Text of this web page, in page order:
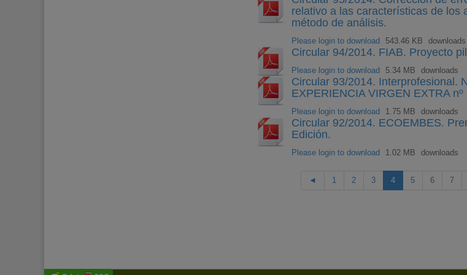
relativo a las características de los
método de análisis.
Please login to download 543.46 KB downloads
Circular 94/2014. FIAB. Proyecto
Please login to download 5.34 MB downloads
Circular 93/2014. Interprofesional.
EXPERIENCIA VIRGEN EXTRA nº
Please login to download 1.75 MB downloads
Circular 92/2014. ECOEMBES.
Edición.
Please login to download 1.02 MB downloads
◄ 1 2 3 4 5 6 7